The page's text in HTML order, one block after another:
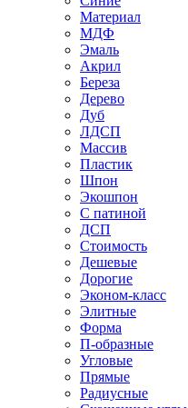
Материал
МДФ
Эмаль
Акрил
Береза
Дерево
Дуб
ЛДСП
Массив
Пластик
Шпон
Экошпон
С патиной
ДСП
Стоимость
Дешевые
Дорогие
Эконом-класс
Элитные
Форма
П-образные
Угловые
Прямые
Радиусные